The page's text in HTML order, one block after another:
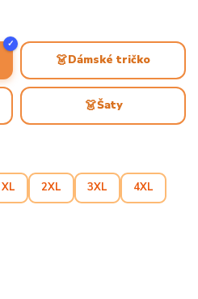
✓
👗Dámské tričko
👗Šaty
XL 2XL 3XL 4XL